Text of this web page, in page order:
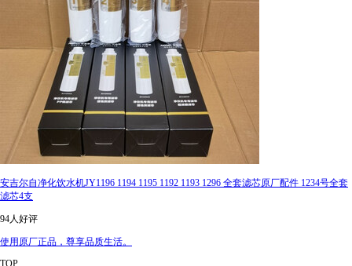
安吉尔自净化饮水机JY1196 1194 1195 1192 1193 1296 全套滤芯原厂配件 1234号全套
滤芯4支
94人好评
使用原厂正品，尊享品质生活。
TOP